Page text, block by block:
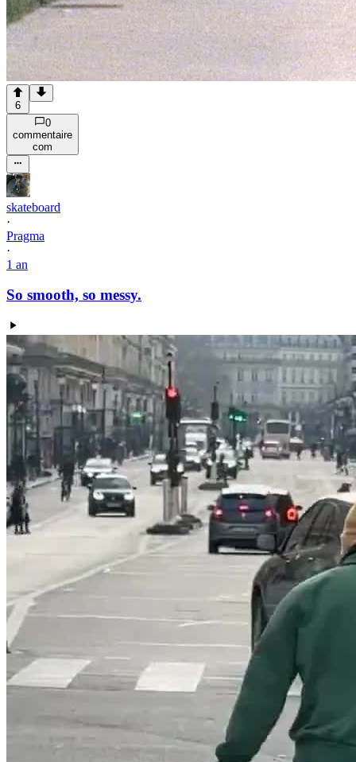
6
0
commentaire
com
skateboard
·
Pragma
·
1 an
So smooth, so messy.